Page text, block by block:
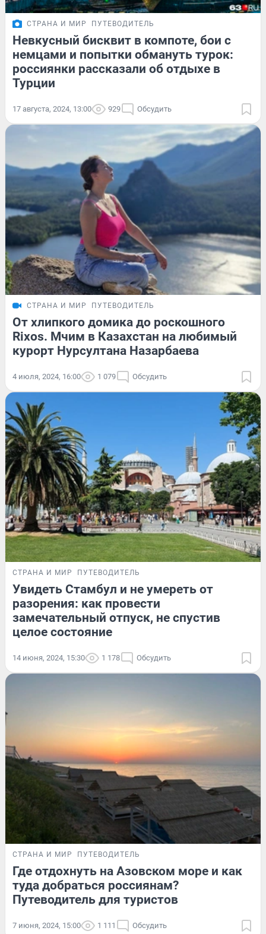
СТРАНА И МИР ПУТЕВОДИТЕЛЬ
Невкусный бисквит в компоте, бои с
немцами и попытки обмануть турок:
россиянки рассказали об отдыхе в
Турции
17 августа, 2024, 13:00 929 Обсудить
СТРАНА И МИР ПУТЕВОДИТЕЛЬ
От хлипкого домика до роскошного
Rixos. Мчим в Казахстан на любимый
курорт Нурсултана Назарбаева
4 июля, 2024, 16:00 1 079 Обсудить
СТРАНА И МИР ПУТЕВОДИТЕЛЬ
Увидеть Стамбул и не умереть от
разорения: как провести
замечательный отпуск, не спустив
целое состояние
14 июня, 2024, 15:30 1 178 Обсудить
СТРАНА И МИР ПУТЕВОДИТЕЛЬ
Где отдохнуть на Азовском море и как
туда добраться россиянам?
Путеводитель для туристов
7 июня, 2024, 15:00 1 111 Обсудить